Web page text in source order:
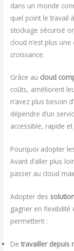
dans un monde
quel point le travail
stockage sécurisé
cloud n’est plus
croissance.
Grâce au cloud
coûts, améliorent
n’avez plus besoin
dépendre d’un
accessible, rapide
Pourquoi adopter
Avant d’aller plus
passer au cloud
Adopter des
gagner en flexibilité
permettent :
Detravailler depuis